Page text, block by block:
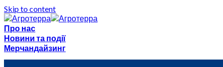
Skip to content
Про нас
Новини та події
Мерчандайзинг